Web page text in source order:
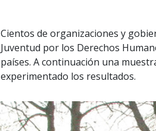
Cientos de organizaciones y
Juventud por los Derechos
países. A continuación una
experimentado los resultados.